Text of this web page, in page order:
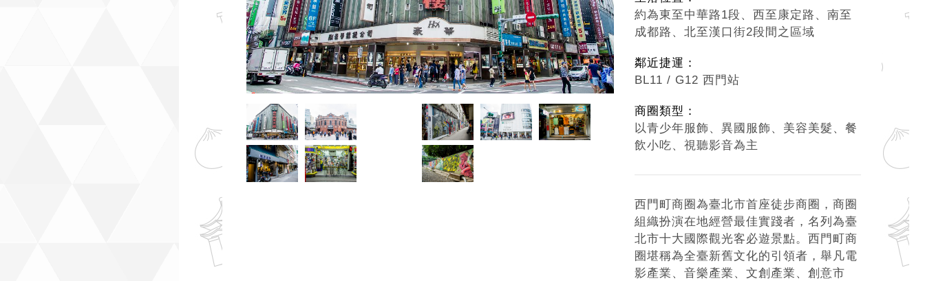
約為東至中華路1段、西至康定路、南至
成都路、北至漢口街2段間之區域
鄰近捷運：
BL11 / G12 西門站
商圈類型：
以青少年服飾、異國服飾、美容美髮、餐
飲小吃、視聽影音為主
西門町商圈為臺北市首座徒步商圈，商圈
組織扮演在地經營最佳實踐者，名列為臺
北市十大國際觀光客必遊景點。西門町商
圈堪稱為全臺新舊文化的引領者，舉凡電
影產業、音樂產業、文創產業、創意市